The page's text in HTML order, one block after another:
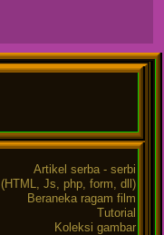
Artikel serba - serbi
Js, php, form, dll)
Beraneka ragam film
Tutorial
Koleksi gambar